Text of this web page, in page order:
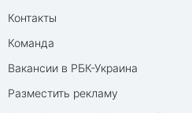
Контакты
Команда
Вакансии в РБК-Украина
Разместить рекламу